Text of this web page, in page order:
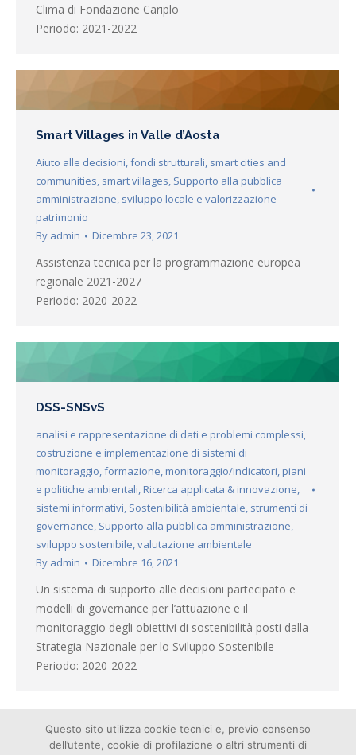
Clima di Fondazione Cariplo
Periodo: 2021-2022
Smart Villages in Valle d’Aosta
Aiuto alle decisioni,fondi strutturali, smart cities and
communities, smart villages, Supporto alla pubblica
amministrazione, sviluppo locale e valorizzazione
patrimonio
By admin Dicembre 23, 2021
Assistenza tecnica per la programmazione europea
regionale 2021-2027
Periodo: 2020-2022
DSS-SNSvS
analisi e rappresentazione di dati e problemi complessi,
costruzione e implementazione di sistemi di
monitoraggio,formazione, monitoraggio/indicatori, piani
e politiche ambientali, Ricerca applicata & innovazione,
sistemi informativi, Sostenibilità ambientale, strumenti di
governance, Supporto alla pubblica amministrazione,
sviluppo sostenibile,valutazione ambientale
By admin Dicembre 16, 2021
Un sistema di supporto alle decisioni partecipato e
modelli di governance per l’attuazione e il
monitoraggio degli obiettivi di sostenibilità posti dalla
Strategia Nazionale per lo Sviluppo Sostenibile
Periodo: 2020-2022
← 1 2 3 4 5 … 10 →
Questo sito utilizza cookie tecnici e, previo consenso
dell’utente, cookie di profilazione o altri strumenti di